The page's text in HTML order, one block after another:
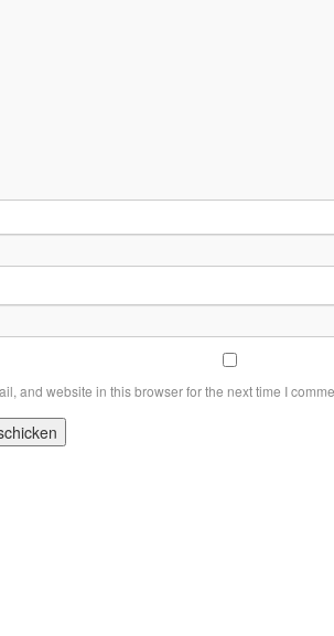
and website in this browser for the next time I